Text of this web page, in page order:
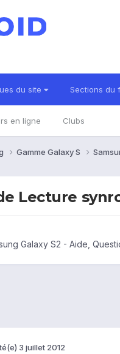
du site Sections du
en ligne Clubs
Gamme Galaxy S
Lecture
Galaxy S2 - Aide,
3 juillet 2012